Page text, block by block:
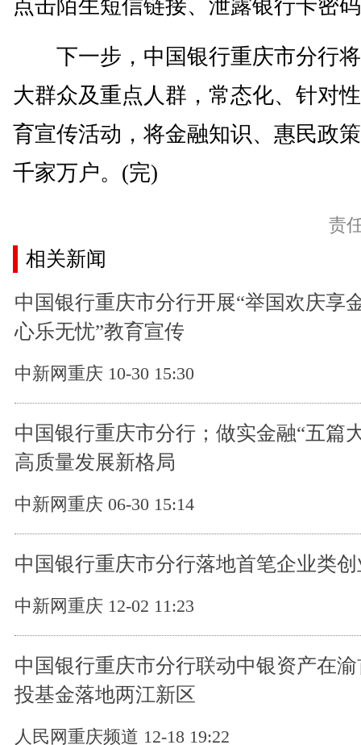
点击陌生短信链接、泄露银行卡密
下一步，中国银行重庆市分行将
大群众及重点人群，常态化、针对
育宣传活动，将金融知识、惠民政
千家万户。(完)
责
相关新闻
中国银行重庆市分行开展“举国欢庆享
心乐无忧”教育宣传
中新网重庆 10-30 15:30
中国银行重庆市分行；做实金融“五篇
高质量发展新格局
中新网重庆 06-30 15:14
中国银行重庆市分行落地首笔企业类
中新网重庆 12-02 11:23
中国银行重庆市分行联动中银资产在
投基金落地两江新区
人民网重庆频道 12-18 19:22